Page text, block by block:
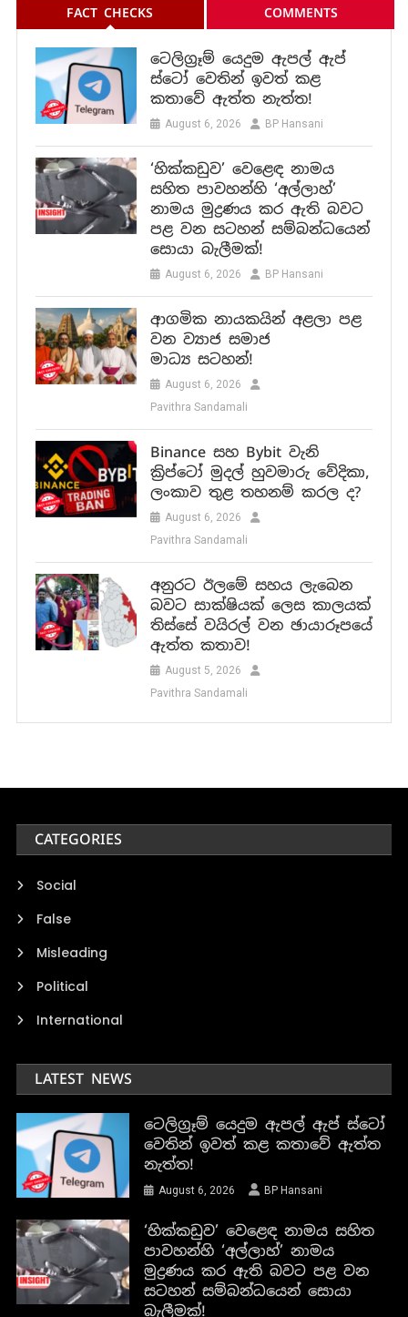
FACT CHECKS COMMENTS
ටෙලිග්‍රෑම් යෙදුම ඇපල් ඇප්
ස්ටෝ වෙතින් ඉවත් කළ
කතාවේ ඇත්ත නැත්ත!
August 6, 2026 BP Hansani
‘හික්කඩුව’ වෙළෙඳ නාමය
සහිත පාවහන්හි ‘අල්ලාහ්’
නාමය මුද්‍රණය කර ඇති බවට
පළ වන සටහන් සම්බන්ධයෙන්
සොයා බැලීමක්!
August 6, 2026 BP Hansani
ආගමික නායකයින් අළලා පළ
වන ව්‍යාජ සමාජ
මාධ්‍ය සටහන්!
August 6, 2026
Pavithra Sandamali
Binance සහ Bybit වැනි
ක්‍රිප්ටෝ මුදල් හුවමාරු වේදිකා,
ලංකාව තුළ තහනම් කරල ද?
August 6, 2026
Pavithra Sandamali
අනුරට ඊලමේ සහය ලැබෙන
බවට සාක්ෂියක් ලෙස කාලයක්
තිස්සේ වයිරල් වන ඡායාරූපයේ
ඇත්ත කතාව!
August 5, 2026
Pavithra Sandamali
CATEGORIES
Social
False
Misleading
Political
International
LATEST NEWS
ටෙලිග්‍රෑම් යෙදුම ඇපල් ඇප් ස්ටෝ
වෙතින් ඉවත් කළ කතාවේ ඇත්ත
නැත්ත!
August 6, 2026 BP Hansani
‘හික්කඩුව’ වෙළෙඳ නාමය සහිත
පාවහන්හි ‘අල්ලාහ්’ නාමය
මුද්‍රණය කර ඇති බවට පළ වන
සටහන් සම්බන්ධයෙන් සොයා
බැලීමක්!